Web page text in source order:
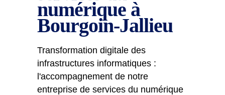
numérique à
Bourgoin-Jallieu
Transformation digitale des
infrastructures informatiques :
l'accompagnement de notre
entreprise de services du numérique